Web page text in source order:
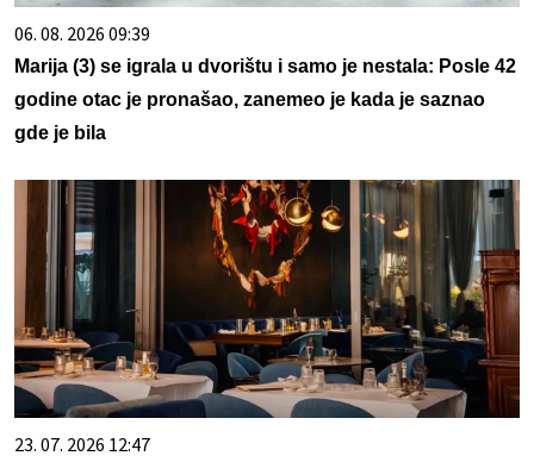
06. 08. 2026 09:39
Marija (3) se igrala u dvorištu i samo je nestala: Posle 42
godine otac je pronašao, zanemeo je kada je saznao
gde je bila
23. 07. 2026 12:47